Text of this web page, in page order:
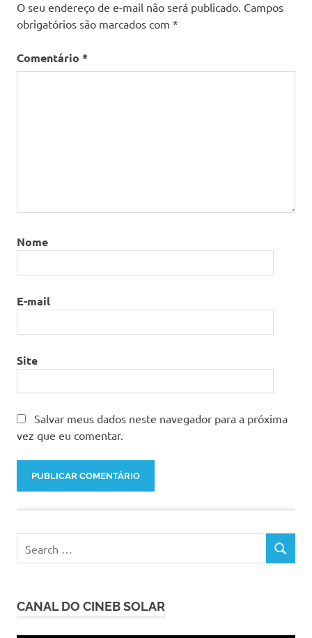
O seu endereço de e-mail não será publicado. Campos
obrigatórios são marcados com *
Comentário *
Nome
E-mail
Site
Salvar meus dados neste navegador para a próxima
vez que eu comentar.
for:
SEARCH
CANAL DO CINEB SOLAR